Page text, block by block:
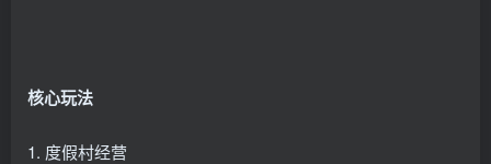
核心玩法
1. 度假村经营